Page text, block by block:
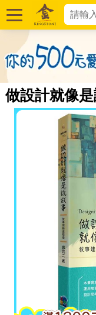
做設計就像